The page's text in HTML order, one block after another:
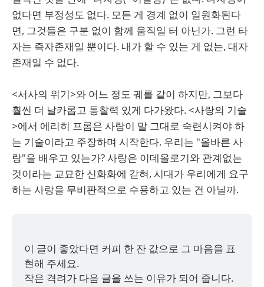
없다면 부정성도 없다. 모든 게 경계 없이 일원화된다
면, 그것들은 구분 없이 함께 움직일 터 아닌가. 그런 타
자는 즉자존재일 뿐이다. 내가 할 수 있는 게 없는, 대자
존재일 수 없다.
<서사의 위기>와 어느 정도 궤를 같이 하지만, 그보다
훨씬 더 날카롭고 통찰력 있게 다가왔다. <사랑의 기술
>에서 에리히 프롬은 사랑이 말 그대로 숙련시켜야 하
는 기술이라고 주장하며 시작한다. 우리는 "올바른 사
랑"을 배우고 있는가? 사랑은 이데올로기와 관계없는
것이라는 교묘한 신화화에 갇혀, 시대가 우리에게 요구
하는 사랑을 무비판적으로 수용하고 있는 건 아닐까.
이 글이 좋았다면 커피 한 잔 값으로 그 마음을 표
현해 주세요.
작은 격려가 다음 글을 쓰는 이유가 되어 줍니다.